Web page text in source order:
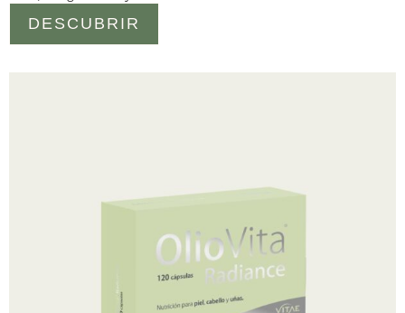
DESCUBRIR